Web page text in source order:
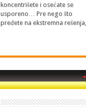
koncentrišete i osećate se
usporeno… Pre nego što
pređete na ekstremna rešenja,